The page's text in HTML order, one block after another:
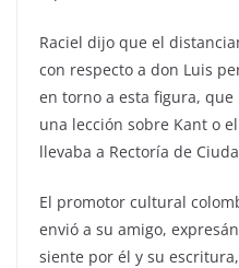
Raciel dijo que el
con respecto a don Luis
en torno a esta figura,
una lección sobre Kant o
llevaba a Rectoría de
El promotor cultural
envió a su amigo,
siente por él y su